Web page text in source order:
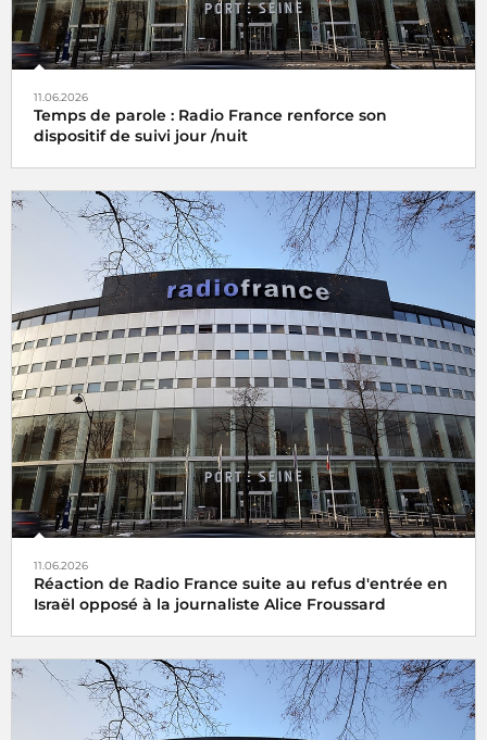
11.06.2026
Temps de parole : Radio France renforce son
dispositif de suivi jour /nuit
11.06.2026
Réaction de Radio France suite au refus d'entrée en
Israël opposé à la journaliste Alice Froussard